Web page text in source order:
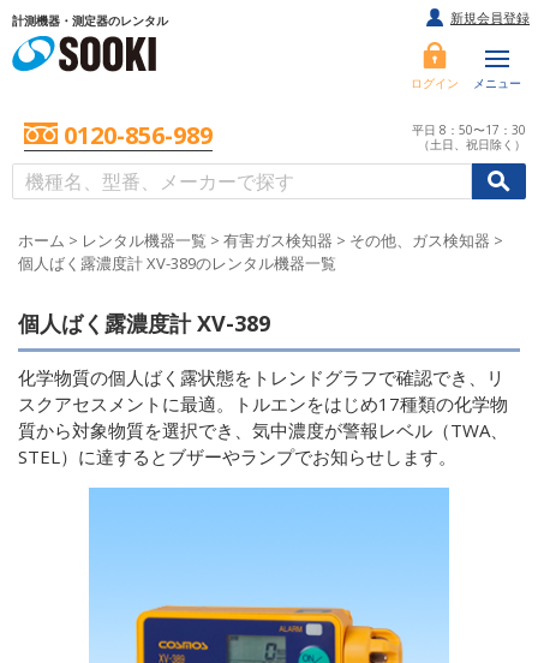
計測機器・測定器のレンタル
ログイン メニュー
0120-856-989
平日 8：50〜17：30
（土日、祝日除く）
//
新規会員登録
ホーム > レンタル機器一覧 > 有害ガス検知器 > その他、ガス検知器 >
個人ばく露濃度計 XV-389のレンタル機器一覧
個人ばく露濃度計 XV-389
化学物質の個人ばく露状態をトレンドグラフで確認でき、リ
スクアセスメントに最適。トルエンをはじめ17種類の化学物
質から対象物質を選択でき、気中濃度が警報レベル（TWA、
STEL）に達するとブザーやランプでお知らせします。